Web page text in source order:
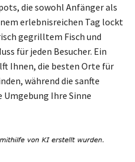
die sowohl Anfänger als
erlebnisreichen Tag lockt
gegrilltem Fisch und
für jeden Besucher. Ein
Ihnen, die besten Orte für
während die sanfte
Umgebung Ihre Sinne